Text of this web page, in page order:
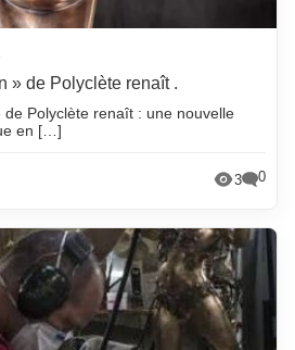
» de Polyclète renaît .
Polyclète renaît : une nouvelle
en […]
3 0